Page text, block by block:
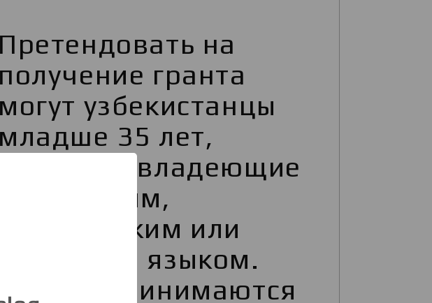
Претендовать на
получение гранта
могут узбекистанцы
младше 35 лет,
свободно владеющие
английским,
французским или
немецким языком.
Заявки принимаются